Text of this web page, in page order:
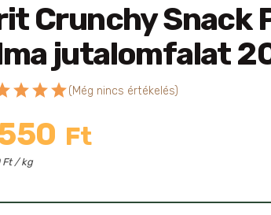
Crunchy Snack
jutalomfalat
starstarstar(Még nincs értékelés)
Ft
Ft / kg